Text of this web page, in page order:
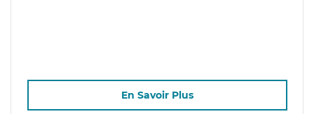
En Savoir Plus